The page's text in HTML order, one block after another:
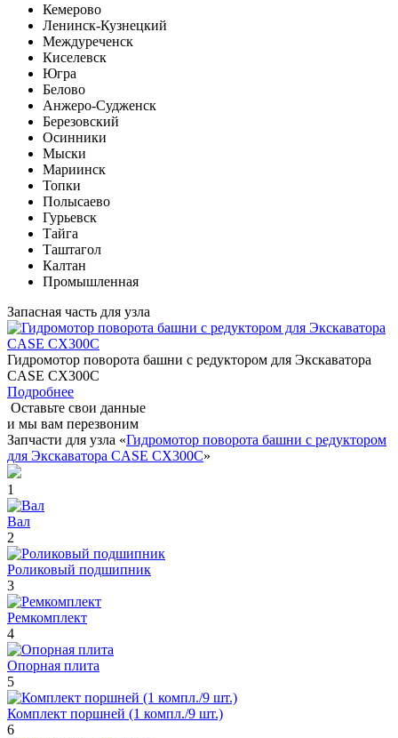
Кемерово
Ленинск-Кузнецкий
Междуреченск
Киселевск
Югра
Белово
Анжеро-Судженск
Березовский
Осинники
Мыски
Мариинск
Топки
Полысаево
Гурьевск
Тайга
Таштагол
Калтан
Промышленная
Запасная часть для узла
Гидромотор поворота башни с редуктором для Экскаватора
CASE CX300C
Подробнее
Оставьте свои данные
и мы вам перезвоним
Запчасти для узла «Гидромотор поворота башни с редуктором
для Экскаватора CASE CX300C»
1
Вал
2
Роликовый подшипник
3
Ремкомплект
4
Опорная плита
5
Комплект поршней (1 компл./9 шт.)
6